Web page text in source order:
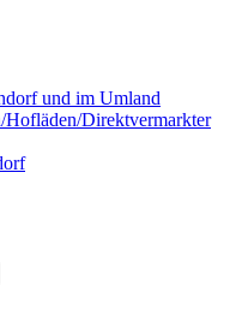
und im Umland
Hofläden/Direktvermarkter